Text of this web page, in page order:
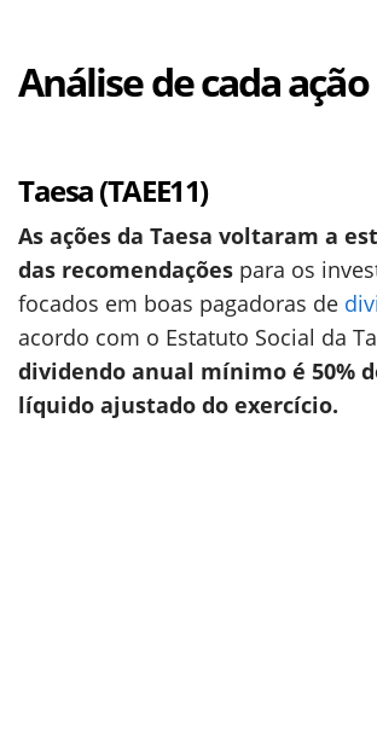
Análise de cada ação
Taesa (TAEE11)
As ações da Taesa voltaram a
das recomendações para os
focados em boas pagadoras de
acordo com o Estatuto Social da
dividendo anual mínimo é 50%
líquido ajustado do exercício.